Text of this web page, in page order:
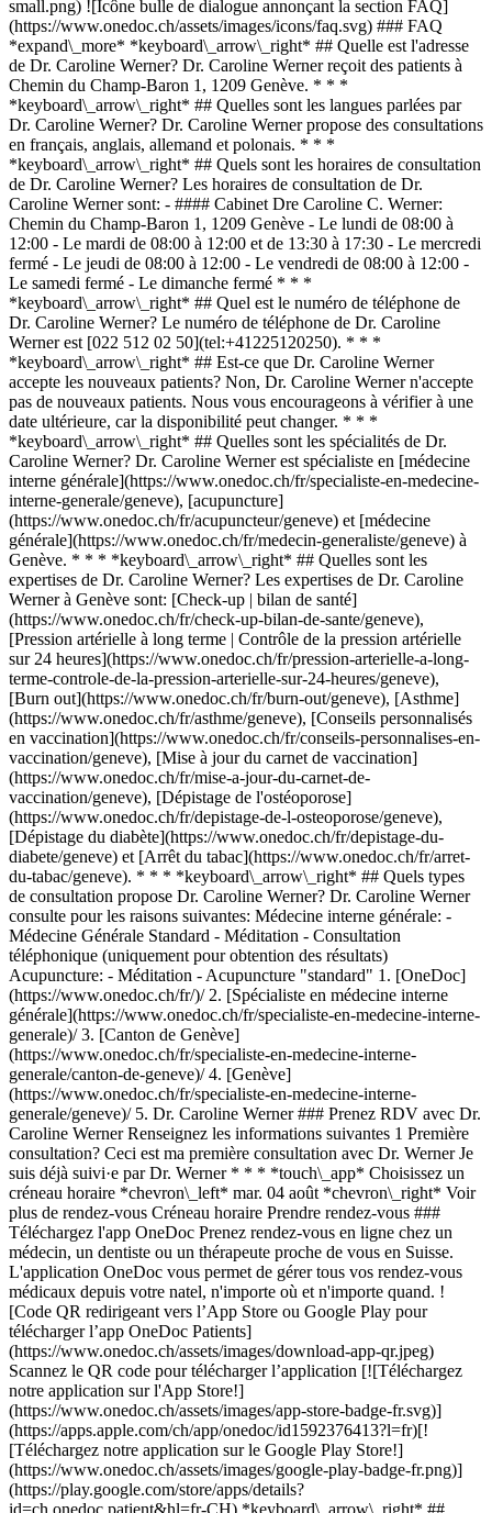
small.png) ![Icône bulle de dialogue annonçant la section FAQ]
(https://www.onedoc.ch/assets/images/icons/faq.svg) ### FAQ
*expand\_more* *keyboard\_arrow\_right* ## Quelle est l'adresse
de Dr. Caroline Werner? Dr. Caroline Werner reçoit des patients à
Chemin du Champ-Baron 1, 1209 Genève. * * *
*keyboard\_arrow\_right* ## Quelles sont les langues parlées par
Dr. Caroline Werner? Dr. Caroline Werner propose des consultations
en français, anglais, allemand et polonais. * * *
*keyboard\_arrow\_right* ## Quels sont les horaires de consultation
de Dr. Caroline Werner? Les horaires de consultation de Dr.
Caroline Werner sont: - #### Cabinet Dre Caroline C. Werner:
Chemin du Champ-Baron 1, 1209 Genève - Le lundi de 08:00 à
12:00 - Le mardi de 08:00 à 12:00 et de 13:30 à 17:30 - Le mercredi
fermé - Le jeudi de 08:00 à 12:00 - Le vendredi de 08:00 à 12:00 -
Le samedi fermé - Le dimanche fermé * * *
*keyboard\_arrow\_right* ## Quel est le numéro de téléphone de
Dr. Caroline Werner? Le numéro de téléphone de Dr. Caroline
Werner est [022 512 02 50](tel:+41225120250). * * *
*keyboard\_arrow\_right* ## Est-ce que Dr. Caroline Werner
accepte les nouveaux patients? Non, Dr. Caroline Werner n'accepte
pas de nouveaux patients. Nous vous encourageons à vérifier à une
date ultérieure, car la disponibilité peut changer. * * *
*keyboard\_arrow\_right* ## Quelles sont les spécialités de Dr.
Caroline Werner? Dr. Caroline Werner est spécialiste en [médecine
interne générale](https://www.onedoc.ch/fr/specialiste-en-medecine-
interne-generale/geneve), [acupuncture]
(https://www.onedoc.ch/fr/acupuncteur/geneve) et [médecine
générale](https://www.onedoc.ch/fr/medecin-generaliste/geneve) à
Genève. * * * *keyboard\_arrow\_right* ## Quelles sont les
expertises de Dr. Caroline Werner? Les expertises de Dr. Caroline
Werner à Genève sont: [Check-up | bilan de santé]
(https://www.onedoc.ch/fr/check-up-bilan-de-sante/geneve),
[Pression artérielle à long terme | Contrôle de la pression artérielle
sur 24 heures](https://www.onedoc.ch/fr/pression-arterielle-a-long-
terme-controle-de-la-pression-arterielle-sur-24-heures/geneve),
[Burn out](https://www.onedoc.ch/fr/burn-out/geneve), [Asthme]
(https://www.onedoc.ch/fr/asthme/geneve), [Conseils personnalisés
en vaccination](https://www.onedoc.ch/fr/conseils-personnalises-en-
vaccination/geneve), [Mise à jour du carnet de vaccination]
(https://www.onedoc.ch/fr/mise-a-jour-du-carnet-de-
vaccination/geneve), [Dépistage de l'ostéoporose]
(https://www.onedoc.ch/fr/depistage-de-l-osteoporose/geneve),
[Dépistage du diabète](https://www.onedoc.ch/fr/depistage-du-
diabete/geneve) et [Arrêt du tabac](https://www.onedoc.ch/fr/arret-
du-tabac/geneve). * * * *keyboard\_arrow\_right* ## Quels types
de consultation propose Dr. Caroline Werner? Dr. Caroline Werner
consulte pour les raisons suivantes: Médecine interne générale: -
Médecine Générale Standard - Méditation - Consultation
téléphonique (uniquement pour obtention des résultats)
Acupuncture: - Méditation - Acupuncture "standard" 1. [OneDoc](https://www.onedoc.ch/fr/)/ 2. [Spécialiste en médecine interne générale](https://www.onedoc.ch/fr/specialiste-en-medecine-interne-generale)/ 3. [Canton de Genève](https://www.onedoc.ch/fr/specialiste-en-medecine-interne-generale/canton-de-geneve)/ 4. [Genève](https://www.onedoc.ch/fr/specialiste-en-medecine-interne-generale/geneve)/ 5. Dr. Caroline Werner ### Prenez RDV avec Dr. Caroline Werner Renseignez les informations suivantes 1 Première consultation? Ceci est ma première consultation avec Dr. Werner Je suis déjà suivi·e par Dr. Werner * * * *touch\_app* Choisissez un créneau horaire *chevron\_left* mar. 04 août *chevron\_right* Voir plus de rendez-vous Créneau horaire Prendre rendez-vous ### Téléchargez l'app OneDoc Prenez rendez-vous en ligne chez un médecin, un dentiste ou un thérapeute proche de vous en Suisse. L'application OneDoc vous permet de gérer tous vos rendez-vous médicaux depuis votre natel, n'importe où et n'importe quand. ![Code QR redirigeant vers l’App Store ou Google Play pour télécharger l’app OneDoc Patients](https://www.onedoc.ch/assets/images/download-app-qr.jpeg) Scannez le QR code pour télécharger l’application [![Téléchargez notre application sur l'App Store!](https://www.onedoc.ch/assets/images/app-store-badge-fr.svg)](https://apps.apple.com/ch/app/onedoc/id1592376413?l=fr)[![Téléchargez notre application sur le Google Play Store!](https://www.onedoc.ch/assets/images/google-play-badge-fr.png)](https://play.google.com/store/apps/details?id=ch.onedoc.patient&hl=fr-CH) *keyboard\_arrow\_right* ## Spécialités associées [Spécialiste en médecine interne générale à Genève](https://www.onedoc.ch/fr/specialiste-en-medecine-interne-generale/geneve)[Spécialiste en médecine interne générale à Carouge](https://www.onedoc.ch/fr/specialiste-en-medecine-interne-generale/carouge)[Spécialiste en médecine interne générale à Morges](https://www.onedoc.ch/fr/specialiste-en-medecine-interne-generale/morges)[Spécialiste en médecine interne générale à Meyrin](https://www.onedoc.ch/fr/specialiste-en-medecine-interne-generale/meyrin)[Spécialiste en médecine interne générale à Écublens VD](https://www.onedoc.ch/fr/specialiste-en-medecine-interne-generale/ecublens?state=VD)[Spécialiste en médecine interne générale à Gland](https://www.onedoc.ch/fr/specialiste-en-medecine-interne-generale/gland)[Spécialiste en médecine interne générale à Onex](https://www.onedoc.ch/fr/specialiste-en-medecine-interne-generale/onex)[Spécialiste en médecine interne générale à Versoix](https://www.onedoc.ch/fr/specialiste-en-medecine-interne-generale/versoix)[Spécialiste en médecine interne générale à Nyon](https://www.onedoc.ch/fr/specialiste-en-medecine-interne-generale/nyon)[Spécialiste en médecine interne générale à Aubonne](https://www.onedoc.ch/fr/specialiste-en-medecine-interne-generale/aubonne)[Spécialiste en médecine interne générale à Vernier](https://www.onedoc.ch/fr/specialiste-en-medecine-interne-generale/vernier)[Spécialiste en médecine interne générale à Thônex](https://www.onedoc.ch/fr/specialiste-en-medecine-interne-generale/thonex)[Spécialiste en médecine interne générale à Chêne-Bourg](https://www.onedoc.ch/fr/specialiste-en-medecine-interne-generale/chene-bourg)[Spécialiste en médecine interne générale à Renens](https://www.onedoc.ch/fr/specialiste-en-medecine-interne-generale/renens)[Spécialiste en médecine interne générale à Eysins](https://www.onedoc.ch/fr/specialiste-en-medecine-interne-generale/eysins)[Spécialiste en médecine interne générale à Chavannes-près-Renens](https://www.onedoc.ch/fr/specialiste-en-medecine-interne-generale/chavannes-pres-renens)[Spécialiste en médecine interne générale à Préverenges](https://www.onedoc.ch/fr/specialiste-en-medecine-interne-generale/preverenges)[Spécialiste en médecine interne générale à Bussigny](https://www.onedoc.ch/fr/specialiste-en-medecine-interne-generale/bussigny)[Spécialiste en médecine interne générale à Echichens](https://www.onedoc.ch/fr/specialiste-en-medecine-interne-generale/echichens)[Spécialiste en médecine interne générale à Lancy](https://www.onedoc.ch/fr/specialiste-en-medecine-interne-generale/lancy)[Spécialiste en médecine interne générale à Meinier](https://www.onedoc.ch/fr/specialiste-en-medecine-interne-generale/meinier) *keyboard\_arrow\_right* ## Expertises associées [Check-up | bilan de santé à Genève](https://www.onedoc.ch/fr/check-up-bilan-de-sante/geneve)[Check-up | bilan de santé à Gland](https://www.onedoc.ch/fr/check-up-bilan-de-sante/gland)[Check-up | bilan de santé à Vernier](https://www.onedoc.ch/fr/check-up-bilan-de-sante/vernier)[Check-up | bilan de santé à Lancy](https://www.onedoc.ch/fr/check-up-bilan-de-sante/lancy)[Check-up | bilan de santé à Onex](https://www.onedoc.ch/fr/check-up-bilan-de-sante/onex)[Check-up | bilan de santé à Nyon](https://www.onedoc.ch/fr/check-up-bilan-de-sante/nyon)[Check-up | bilan de santé à Carouge](https://www.onedoc.ch/fr/check-up-bilan-de-sante/carouge)[Check-up | bilan de santé à Meyrin](https://www.onedoc.ch/fr/check-up-bilan-de-sante/meyrin)[Check-up | bilan de santé à Chavannes-près-Renens](https://www.onedoc.ch/fr/check-up-bilan-de-sante/chavannes-pres-renens)[Check-up | bilan de santé à Morges](https://www.onedoc.ch/fr/check-up-bilan-de-sante/morges)[Check-up | bilan de santé à Renens](https://www.onedoc.ch/fr/check-up-bilan-de-sante/renens)[Check-up | bilan de santé à Chêne-Bourg](https://www.onedoc.ch/fr/check-up-bilan-de-sante/chene-bourg)[Check-up | bilan de santé à Plan-les-Ouates](https://www.onedoc.ch/fr/check-up-bilan-de-sante/plan-les-ouates)[Check-up | bilan de santé à Collonge-Bellerive](https://www.onedoc.ch/fr/check-up-bilan-de-sante/collonge-bellerive)[Check-up | bilan de santé à Écublens VD](https://www.onedoc.ch/fr/check-up-bilan-de-sante/ecublens?state=VD)[Check-up | bilan de santé à Chêne-Bougeries](https://www.onedoc.ch/fr/check-up-bilan-de-sante/chene-bougeries)[Check-up | bilan de santé à Meinier](https://www.onedoc.ch/fr/check-up-bilan-de-sante/meinier)[Check-up | bilan de santé à Coppet](https://www.onedoc.ch/fr/check-up-bilan-de-sante/coppet)[Check-up | bilan de santé à Puplinge](https://www.onedoc.ch/fr/check-up-bilan-de-sante/puplinge)[Check-up | bilan de santé à Echichens](https://www.onedoc.ch/fr/check-up-bilan-de-sante/echichens)[Check-up | bilan de santé à Genolier](https://www.onedoc.ch/fr/check-up-bilan-de-sante/genolier) *keyboard\_arrow\_right* ## Recherches fréquentes [Physiothérapeute à Genève](https://www.onedoc.ch/fr/physiotherapeute/geneve)[Psychologue à Genève](https://www.onedoc.ch/fr/psychologue/geneve)[Médecin généraliste à Genève](https://www.onedoc.ch/fr/medecin-generaliste/geneve)[Thérapeute en drainage lymphatique à Genève](https://www.onedoc.ch/fr/therapeute-en-drainage-lymphatique/geneve)[Masseur classique à Genève](https://www.onedoc.ch/fr/masseur-classique/geneve)[Spécialiste en médecine interne générale à Genève](https://www.onedoc.ch/fr/specialiste-en-medecine-interne-generale/geneve)[Réflexologue à Genève](https://www.onedoc.ch/fr/reflexologue/geneve)[Médecin-dentiste à Genève](https://www.onedoc.ch/fr/medecin-dentiste/geneve)[Acupuncteur à Genève](https://www.onedoc.ch/fr/acupuncteur/geneve)[Spécialiste en Médecine Traditionnelle Chinoise (MTC) à Genève](https://www.onedoc.ch/fr/specialiste-en-medecine-traditionnelle-chinoise-mtc/geneve)[Physiothérapeute du sport à Genève](https://www.onedoc.ch/fr/physiotherapeute-du-sport/geneve)[Masseur thérapeutique à Genève](https://www.onedoc.ch/fr/masseur-therapeutique/geneve)[Psychothérapeute à Genève](https://www.onedoc.ch/fr/psychotherapeute/geneve)[Gynécologue obstétricien à Genève](https://www.onedoc.ch/fr/gynecologue-obstetricien/geneve)[Ostéopathe à Genève](https://www.onedoc.ch/fr/osteopathe/geneve)[Thérapeute en nutrition MCO à Genève](https://www.onedoc.ch/fr/therapeute-en-nutrition-mco/geneve)[Ophtalmologue à Genève](https://www.onedoc.ch/fr/ophtalmologue/geneve)[Pédiatre à Genève](https://www.onedoc.ch/fr/pediatre/geneve)[Thérapeute en nutrition à Genève](https://www.onedoc.ch/fr/therapeute-en-nutrition/geneve)[Thérapeute en hypnose à Genève](https://www.onedoc.ch/fr/therapeute-en-hypnose/geneve)[Spécialiste en médecine esthétique à Genève](https://www.onedoc.ch/fr/specialiste-en-medecine-esthetique/geneve) *keyboard\_arrow\_right* ## Annuaire des professionnels de santé suisses [Liste des praticiens](https://www.onedoc.ch/fr/annuaire) [A](https://www.onedoc.ch/fr/annuaire/A) [B](https://www.onedoc.ch/fr/annuaire/B) [C](https://www.onedoc.ch/fr/annuaire/C) [D](https://www.onedoc.ch/fr/annuaire/D) [E](https://www.onedoc.ch/fr/annuaire/E) [F](https://www.onedoc.ch/fr/annuaire/F) [G](https://www.onedoc.ch/fr/annuaire/G) [H](https://www.onedoc.ch/fr/annuaire/H) [I](https://www.onedoc.ch/fr/annuaire/I) [J](https://www.onedoc.ch/fr/annuaire/J) [K](https://www.onedoc.ch/fr/annuaire/K) [L](https://www.onedoc.ch/fr/annuaire/L) [M](https://www.onedoc.ch/fr/annuaire/M) [N](https://www.onedoc.ch/fr/annuaire/N) [O](https://www.onedoc.ch/fr/annuaire/O) [P](https://www.onedoc.ch/fr/annuaire/P) [Q](https://www.onedoc.ch/fr/annuaire/Q) [R](https://www.onedoc.ch/fr/annuaire/R) [S](https://www.onedoc.ch/fr/annuaire/S) [T](https://www.onedoc.ch/fr/annuaire/T) [U](https://www.onedoc.ch/fr/annuaire/U) [V](https://www.onedoc.ch/fr/annuaire/V) [W](https://www.onedoc.ch/fr/annuaire/W) [X](https://www.onedoc.ch/fr/annuaire/X) [Y](https://www.onedoc.ch/fr/annuaire/Y) [Z](https://www.onedoc.ch/fr/annuaire/Z) ## OneDoc [Pour les professionnels de santé](https://info.onedoc.ch/fr/) [À propos de nous](https://info.onedoc.ch/fr/raison-d-etre/) [Presse](https://info.onedoc.ch/fr/presse/) [Carrières](https://career.onedoc.ch/fr) [Centre de confidentialité](https://privacy.onedoc.ch/fr/) [Gestion des cookies](javascript:Didomi.preferences.show%28%29) [Centre d'aide](https://help.onedoc.ch/fr/) ## Langues [Deutsch](https://www.oned